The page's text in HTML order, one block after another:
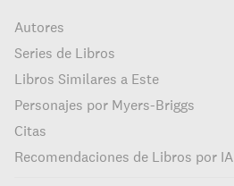
Autores
Series de Libros
Libros Similares a Este
Personajes por Myers-Briggs
Citas
Recomendaciones de Libros por IA